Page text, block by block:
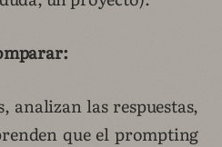
analizan las respuestas,
que el prompting